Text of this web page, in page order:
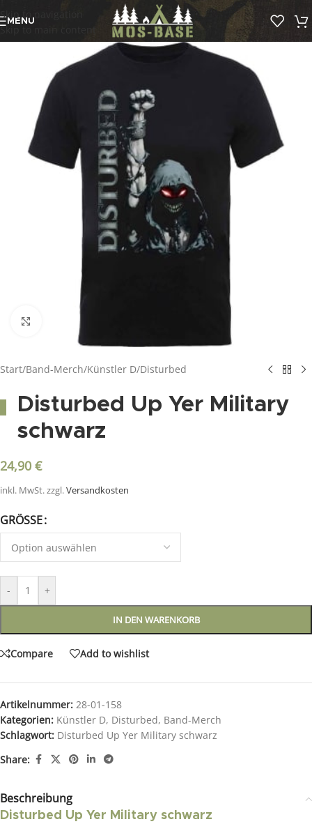
Skip to navigation
Skip to main content
MENU
Click to enlarge
Start/Band-Merch/Künstler D/Disturbed
Disturbed Up Yer Military
schwarz
24,90 €
inkl. MwSt.zzgl.Versandkosten
GRÖSSE
- +
IN DEN WARENKORB
Compare Add to wishlist
Artikelnummer: 28-01-158
Kategorien: Künstler D, Disturbed, Band-Merch
Schlagwort: Disturbed Up Yer Military schwarz
Share:
Beschreibung
Disturbed Up Yer Military schwarz